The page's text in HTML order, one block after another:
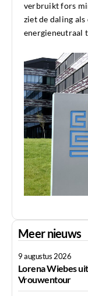
verbruikt fors
ziet de daling
energieneutraal
Meer nieuws
9 augustus 2026
Lorena Wiebes
Vrouwentour